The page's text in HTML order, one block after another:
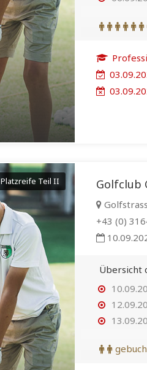
Platzreife Teil II Golfclub
+43 (0)
Übersicht